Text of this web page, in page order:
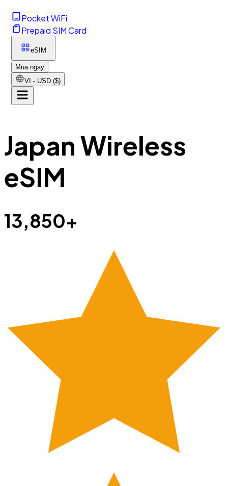
Pocket WiFi
Prepaid SIM Card
eSIM
Mua ngay
VI - USD ($)
Japan Wireless
eSIM
13,850+